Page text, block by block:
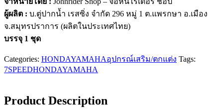
ผู้ผลิต : บ.ตู่ปากน้ำ เรสซิ่ง จำกัด 296 หมู่ 1 ต.แพรกษา อ.เมือง
จ.สมุทรปราการ (ผลิตในประเทศไทย)
บรรจุ 1 ชุด
Categories: HONDAYAMAHAอุปกรณ์เสริม/ตกแต่ง Tags:
7SPEEDHONDAYAMAHA
Product Description